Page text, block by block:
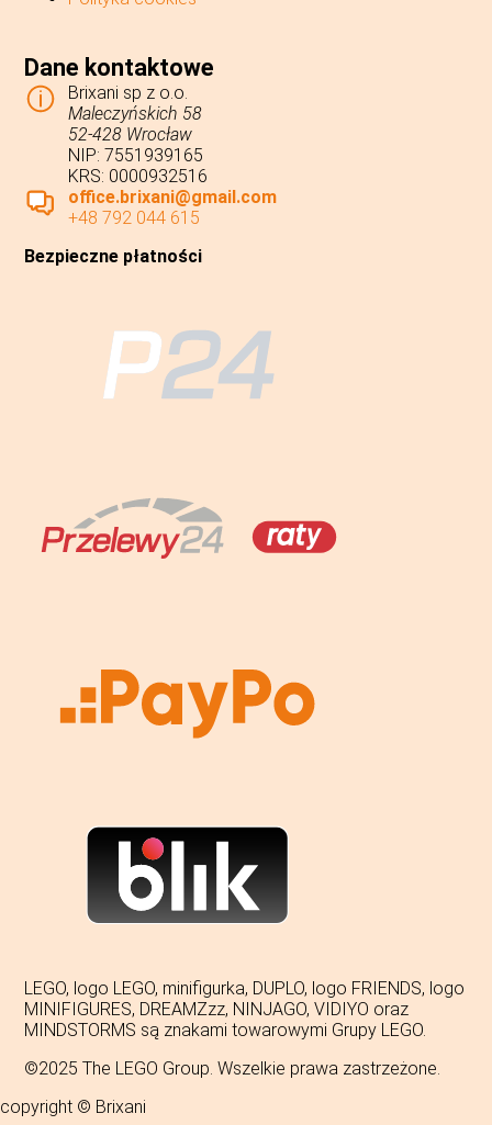
Dane kontaktowe
Brixani sp z o.o.
Maleczyńskich 58
52-428 Wrocław
NIP: 7551939165
KRS: 0000932516
office.brixani@gmail.com
+48 792 044 615
Bezpieczne płatności
LEGO, logo LEGO, minifigurka, DUPLO, logo FRIENDS, logo
MINIFIGURES, DREAMZzz, NINJAGO, VIDIYO oraz
MINDSTORMS są znakami towarowymi Grupy LEGO.
©2025 The LEGO Group. Wszelkie prawa zastrzeżone.
copyright © Brixani